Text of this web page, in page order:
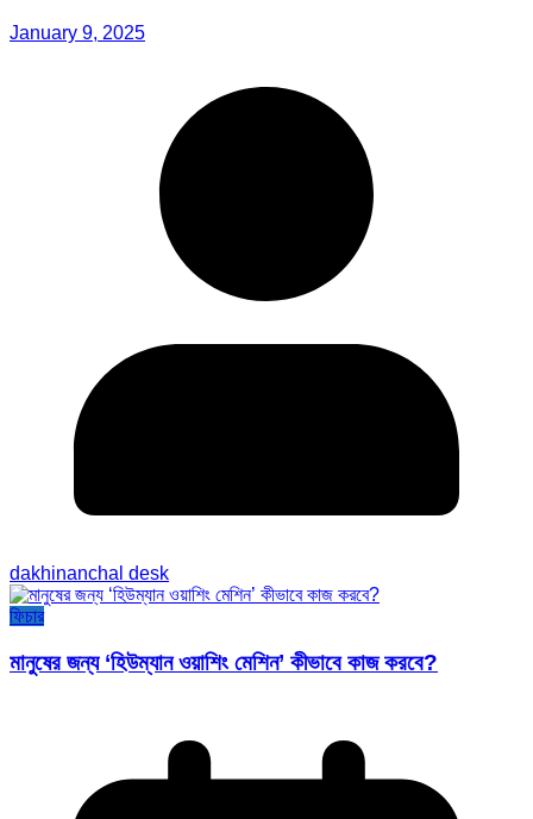
January 9, 2025
dakhinanchal desk
ফিচার
মানুষের জন্য ‘হিউম্যান ওয়াশিং মেশিন’ কীভাবে কাজ করবে?